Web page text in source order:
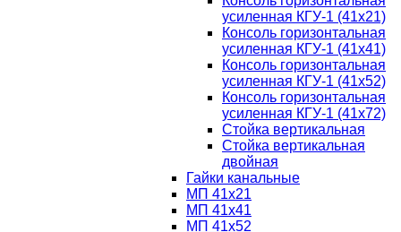
усиленная КГУ-1 (41х21)
Консоль горизонтальная
усиленная КГУ-1 (41х41)
Консоль горизонтальная
усиленная КГУ-1 (41х52)
Консоль горизонтальная
усиленная КГУ-1 (41х72)
Стойка вертикальная
Стойка вертикальная
двойная
Гайки канальные
МП 41х21
МП 41х41
МП 41х52